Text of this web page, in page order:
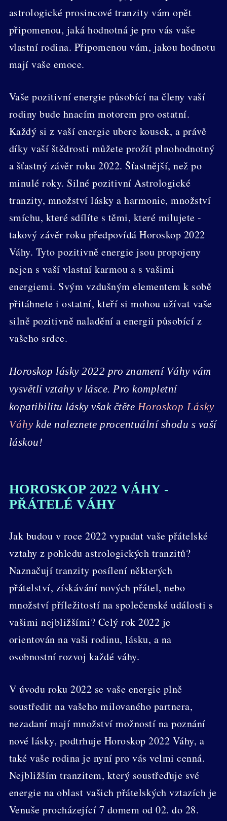
astrologické prosincové tranzity vám opět
připomenou, jaká hodnotná je pro vás vaše
vlastní rodina. Připomenou vám, jakou hodnotu
mají vaše emoce.
Vaše pozitivní energie působící na členy vaší
rodiny bude hnacím motorem pro ostatní.
Každý si z vaší energie ubere kousek, a právě
díky vaší štědrosti můžete prožít plnohodnotný
a šťastný závěr roku 2022. Šťastnější, než po
minulé roky. Silné pozitivní Astrologické
tranzity, množství lásky a harmonie, množství
smíchu, které sdílíte s těmi, které milujete -
takový závěr roku předpovídá Horoskop 2022
Váhy. Tyto pozitivně energie jsou propojeny
nejen s vaší vlastní karmou a s vašimi
energiemi. Svým vzdušným elementem k sobě
přitáhnete i ostatní, kteří si mohou užívat vaše
silně pozitivně naladění a energii působící z
vašeho srdce.
Horoskop lásky 2022 pro znamení Váhy vám
vysvětlí vztahy v lásce. Pro kompletní
kopatibilitu lásky však čtěteHoroskop Lásky
Váhykde naleznete procentuální shodu s vaší
láskou!
HOROSKOP 2022 VÁHY -
PŘÁTELÉ VÁHY
Jak budou v roce 2022 vypadat vaše přátelské
vztahy z pohledu astrologických tranzitů?
Naznačují tranzity posílení některých
přátelství, získávání nových přátel, nebo
množství příležitostí na společenské události s
vašimi nejbližšími? Celý rok 2022 je
orientován na vaši rodinu, lásku, a na
osobnostní rozvoj každé váhy.
V úvodu roku 2022 se vaše energie plně
soustředit na vašeho milovaného partnera,
nezadaní mají množství možností na poznání
nové lásky, podtrhuje Horoskop 2022 Váhy, a
také vaše rodina je nyní pro vás velmi cenná.
Nejbližším tranzitem, který soustřeďuje své
energie na oblast vašich přátelských vztazích je
Venuše procházející 7 domem od 02. do 28.